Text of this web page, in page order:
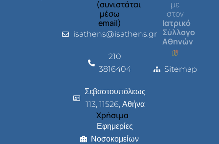
(συνιστάται
μέσω
email)
isathens@isathens.gr
210
3816404
Σεβαστουπόλεως
113, 11526, Αθήνα
Χρήσιμα
Εφημερίες
Νοσοκομείων
με
στον
Ιατρικό
Σύλλογο
Αθηνών
Sitemap